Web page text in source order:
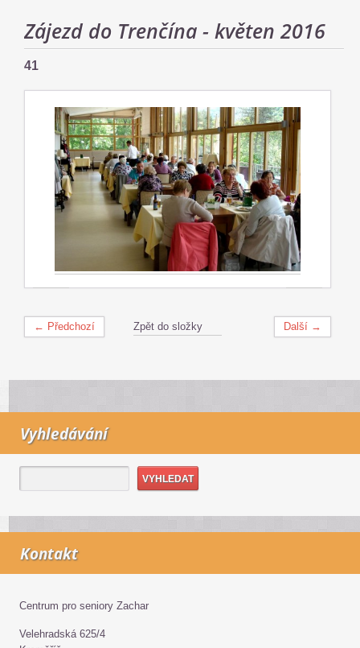
Zájezd do Trenčína - květen 2016
41
← Předchozí Další →
Zpět do složky
Vyhledávání
Kontakt
Centrum pro seniory Zachar
Velehradská 625/4